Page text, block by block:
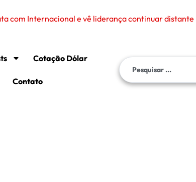
com Internacional e vê liderança continuar
Cotação Dólar
Contato